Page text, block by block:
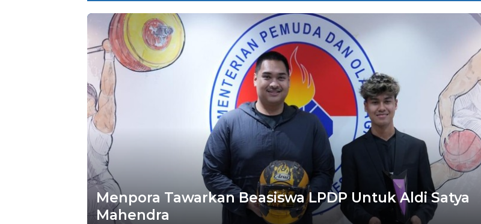
Menpora Tawarkan Beasiswa LPDP Untuk Aldi Satya
Mahendra